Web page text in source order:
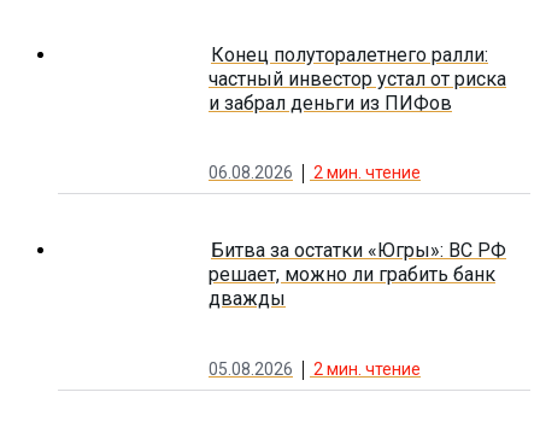
Конец полуторалетнего ралли:
частный инвестор устал от риска
и забрал деньги из ПИФов
06.08.2026 2 мин. чтение
Битва за остатки «Югры»: ВС РФ
решает, можно ли грабить банк
дважды
05.08.2026 2 мин. чтение